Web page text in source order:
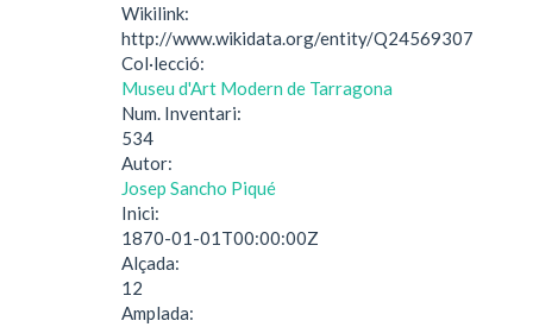
Wikilink:
http://www.wikidata.org/entity/Q24569307
Col·lecció:
Museu d'Art Modern de Tarragona
Num. Inventari:
534
Autor:
Josep Sancho Piqué
Inici:
1870-01-01T00:00:00Z
Alçada:
12
Amplada: